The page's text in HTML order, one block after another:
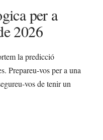
per a
2026
la predicció
Prepareu-vos per a una
vos de tenir un